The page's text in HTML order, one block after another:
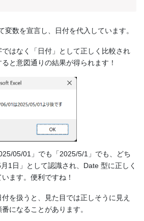
変数を宣言し、日付を代入しています。
はなく「日付」として正しく比較され
と意図通りの結果が得られます！
05/01」でも「2025/5/1」でも、どち
1日」として認識され、Date 型に正しく
ます。便利ですね！
を扱うと、見た目では正しそうに見え
になることがあります。